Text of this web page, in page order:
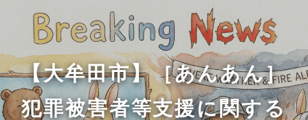
【大牟田市】［あんあん］
犯罪被害者等支援に関する